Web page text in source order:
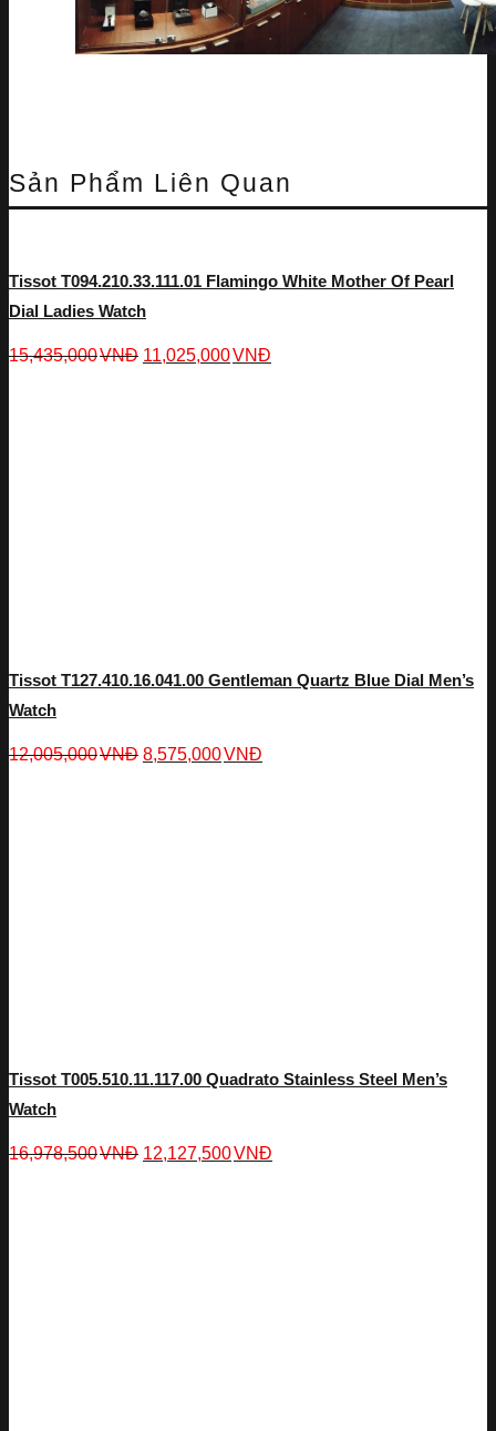
Sản Phẩm Liên Quan
Tissot T094.210.33.111.01 Flamingo White Mother Of Pearl
Dial Ladies Watch
15,435,000VNĐ 11,025,000VNĐ
Tissot T127.410.16.041.00 Gentleman Quartz Blue Dial Men’s
Watch
12,005,000VNĐ 8,575,000VNĐ
Tissot T005.510.11.117.00 Quadrato Stainless Steel Men’s
Watch
16,978,500VNĐ 12,127,500VNĐ